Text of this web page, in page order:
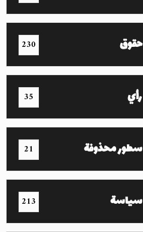
حقوق 230
رأي 35
سطور محذوفة 21
سياسة 213